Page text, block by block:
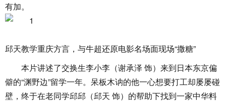
有加。
邱天教学重庆方言，与牛超还原电影名场面现场“撒糖”
本片讲述了交换生李小李（谢承泽 饰）来到日本东京偏
僻的“渊野边”留学一年。呆板木讷的他一心想要打工却屡屡碰
壁，终于在老同学邱邱（邱天 饰）的帮助下找到一家中华料